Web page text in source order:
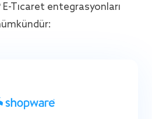
E-Ticaret entegrasyonları